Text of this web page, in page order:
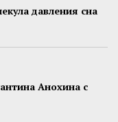
давления сна
Анохина с